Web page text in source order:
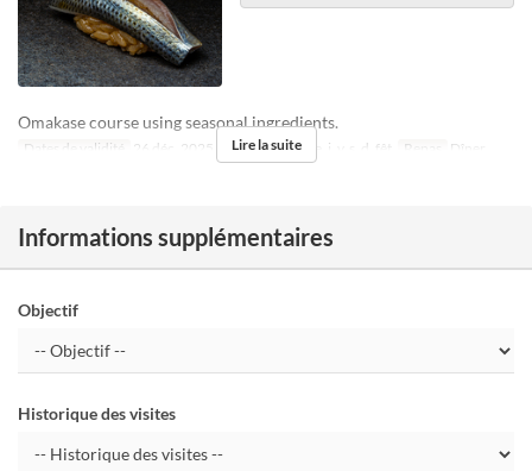
Omakase course using seasonal ingredients.
Dates de validité 26 déc. 2025 ~ Jours ma, me, j, v, s, d, fêt Repas Dîner
Lire la suite
Informations supplémentaires
Objectif
Historique des visites